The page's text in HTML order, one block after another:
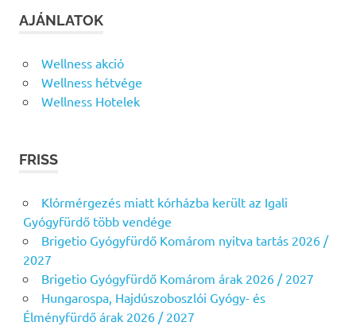
AJÁNLATOK
Wellness akció
Wellness hétvége
Wellness Hotelek
FRISS
Klórmérgezés miatt kórházba került az Igali
Gyógyfürdő több vendége
Brigetio Gyógyfürdő Komárom nyitva tartás 2026 /
2027
Brigetio Gyógyfürdő Komárom árak 2026 / 2027
Hungarospa, Hajdúszoboszlói Gyógy- és
Élményfürdő árak 2026 / 2027